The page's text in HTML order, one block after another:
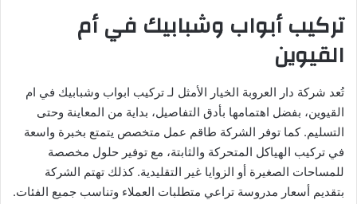
تركيب أبواب وشبابيك في أم
القيوين
تُعد شركة دار العروبة الخيار الأمثل لـ تركيب ابواب وشبابيك في ام
القيوين، بفضل اهتمامها بأدق التفاصيل، بداية من المعاينة وحتى
التسليم. كما توفر الشركة طاقم عمل متخصص يتمتع بخبرة واسعة
في تركيب الهياكل المتحركة والثابتة، مع توفير حلول مخصصة
للمساحات الصغيرة أو الزوايا غير التقليدية. كذلك تهتم الشركة
بتقديم أسعار مدروسة تراعي متطلبات العملاء وتناسب جميع الفئات.